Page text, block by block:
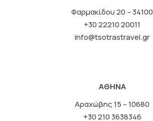
Φαρμακίδου 20 – 34100
+30 22210 20011
info@tsotrastravel.gr
ΑΘΗΝΑ
Αραχώβης 15 – 10680
+30 210 3638346